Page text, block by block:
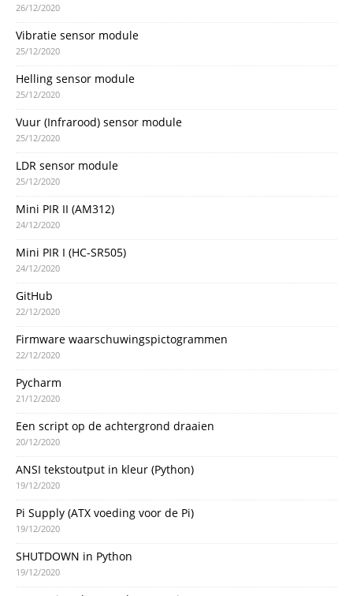
26/12/2020
Vibratie sensor module
25/12/2020
Helling sensor module
25/12/2020
Vuur (Infrarood) sensor module
25/12/2020
LDR sensor module
25/12/2020
Mini PIR II (AM312)
24/12/2020
Mini PIR I (HC-SR505)
24/12/2020
GitHub
22/12/2020
Firmware waarschuwingspictogrammen
22/12/2020
Pycharm
21/12/2020
Een script op de achtergrond draaien
20/12/2020
ANSI tekstoutput in kleur (Python)
19/12/2020
Pi Supply (ATX voeding voor de Pi)
19/12/2020
SHUTDOWN in Python
19/12/2020